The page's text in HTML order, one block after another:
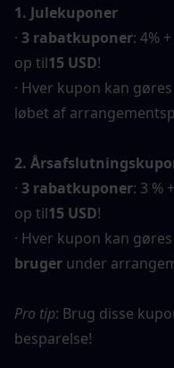
1. Julekuponer
· 3 rabatkuponer: 4%
op til15 USD!
· Hver kupon kan
løbet af
2.
· 3 rabatkuponer: 3 %
op til15 USD!
· Hver kupon kan
bruger under
Pro tip: Brug disse
besparelse!